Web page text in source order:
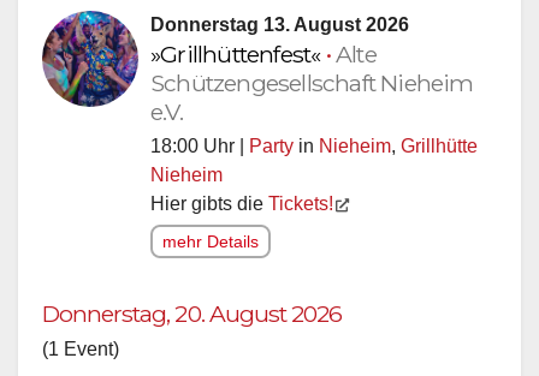
Donnerstag 13. August 2026
»Grillhüttenfest« • Alte
Schützengesellschaft Nieheim
e.V.
18:00 Uhr | Party in Nieheim Grillhütte
Nieheim
Hier gibts die Tickets!
mehr Details
Donnerstag, 20. August 2026
(1 Event)